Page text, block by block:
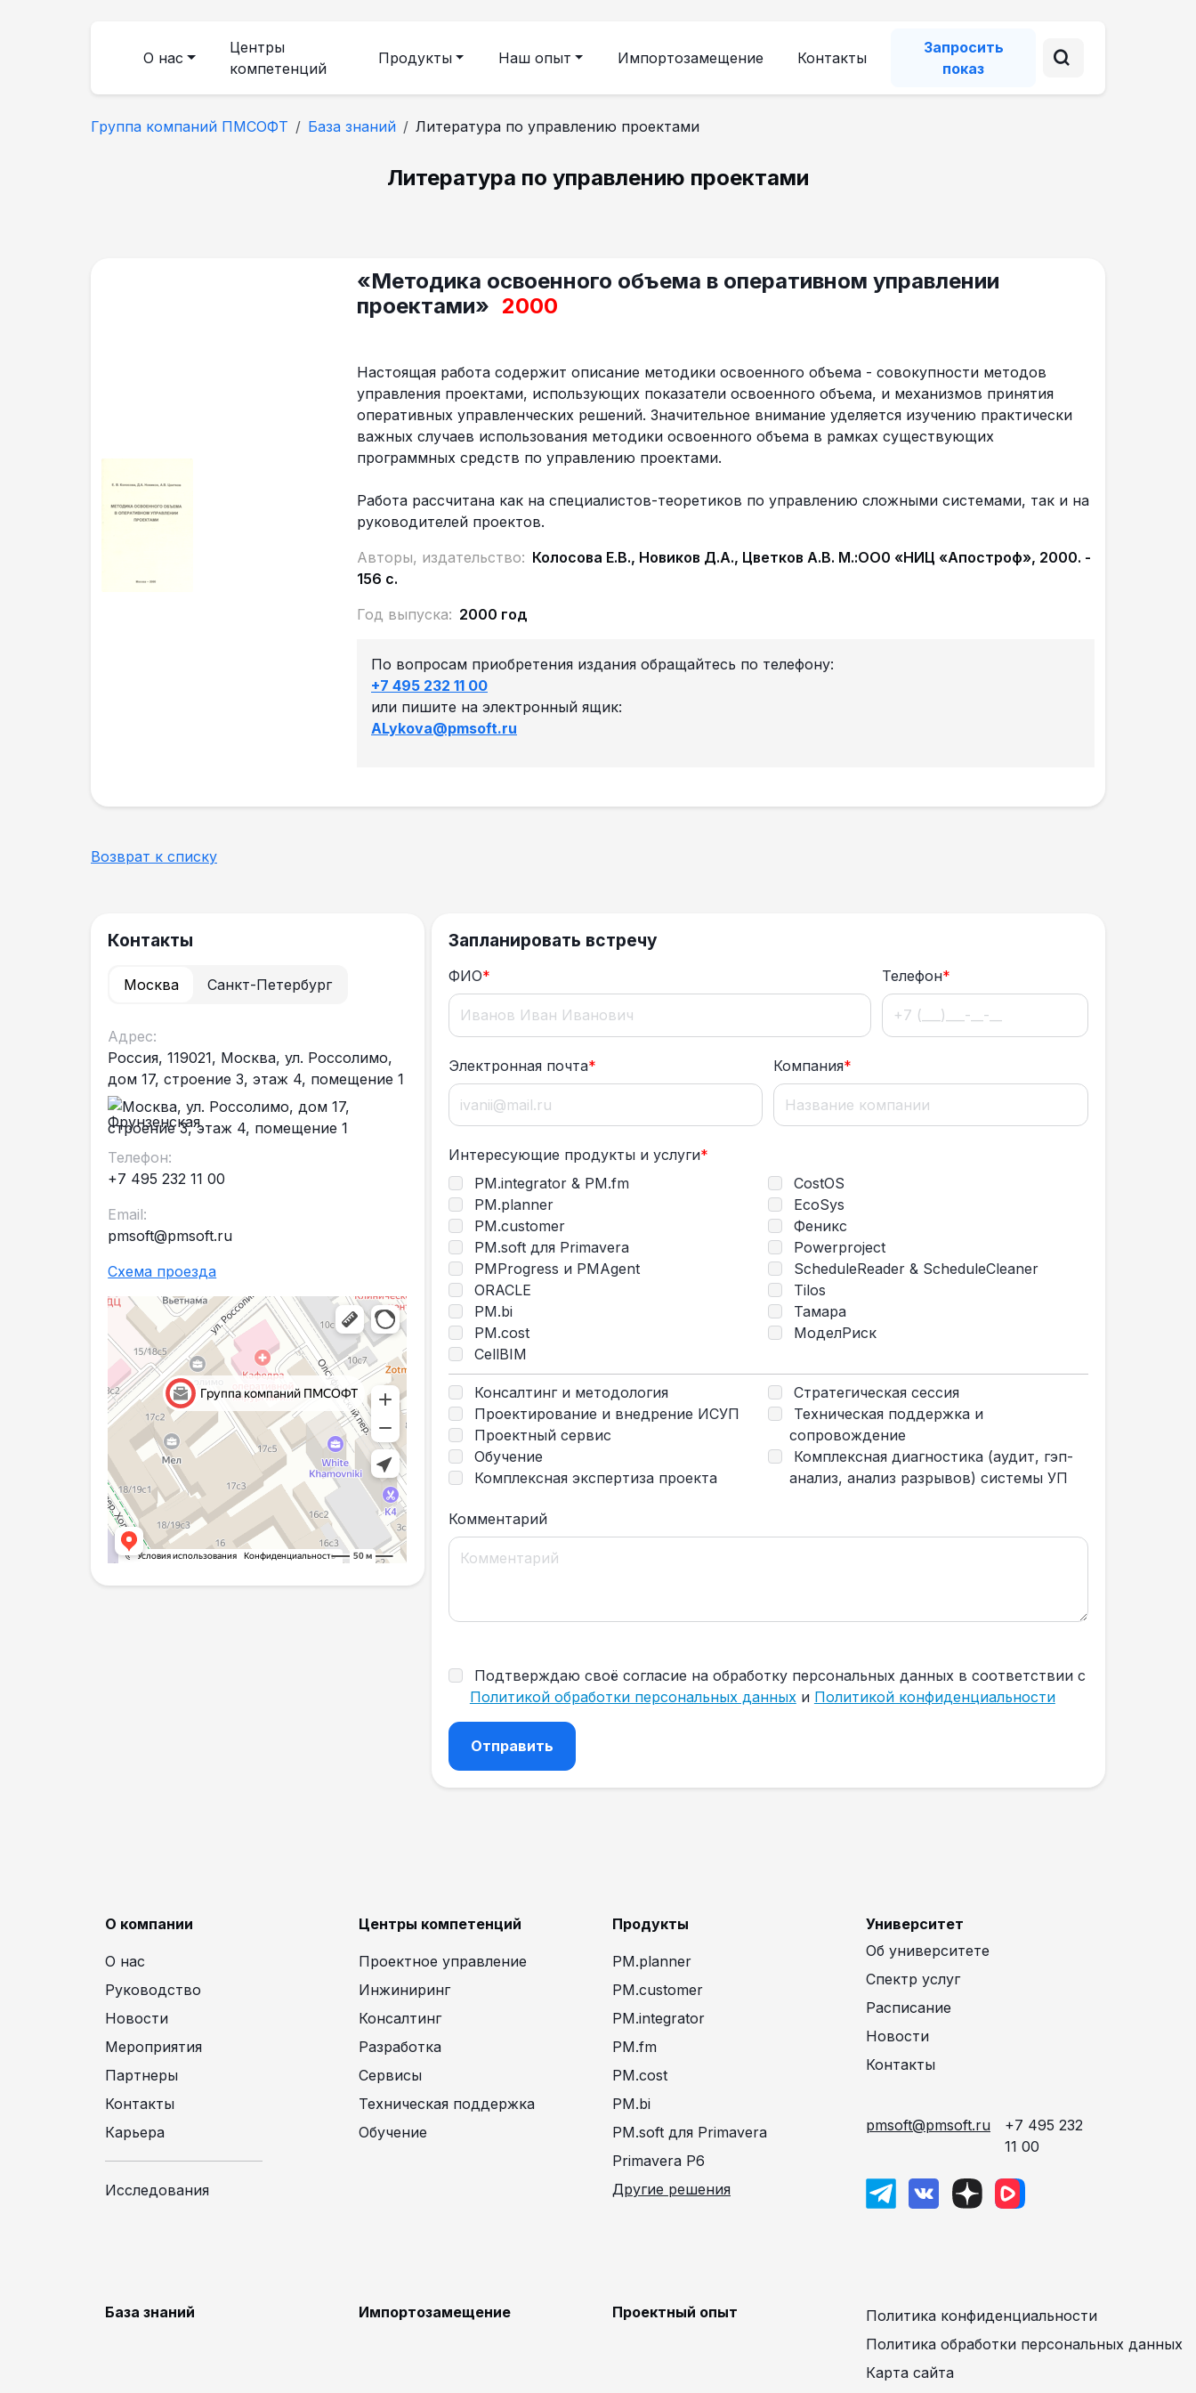
О нас
Центры
компетенций
Продукты Наш опыт Импортозамещение Контакты
Запросить
показ
Группа компаний ПМСОФТ База знаний Литература по управлению проектами
Литература по управлению проектами
«Методика освоенного объема в оперативном управлении
проектами» 2000
Настоящая работа содержит описание методики освоенного объема - совокупности методов
управления проектами, использующих показатели освоенного объема, и механизмов принятия
оперативных управленческих решений. Значительное внимание уделяется изучению практически
важных случаев использования методики освоенного объема в рамках существующих
программных средств по управлению проектами.
Работа рассчитана как на специалистов-теоретиков по управлению сложными системами, так и на
руководителей проектов.
Авторы, издательство: Колосова Е.В., Новиков Д.А., Цветков А.В. М.:ОО0 «НИЦ «Апостроф», 2000. -
156 с.
Год выпуска: 2000 год
По вопросам приобретения издания обращайтесь по телефону:
+7 495 232 11 00
или пишите на электронный ящик:
ALykova@pmsoft.ru
Возврат к списку
Контакты
Москва Санкт-Петербург
Адрес:
Россия, 119021, Москва, ул. Россолимо,
дом 17, строение 3, этаж 4, помещение 1
Фрунзенская
Телефон:
+7 495 232 11 00
Email:
pmsoft@pmsoft.ru
Схема проезда
Запланировать встречу
ФИО* Телефон*
Электронная почта* Компания*
Интересующие продукты и услуги*
PM.integrator & PM.fm
PM.planner
PM.customer
PM.soft для Primavera
PMProgress и PMAgent
ORACLE
PM.bi
PM.cost
CellBIM
CostOS
EcoSys
Феникс
Powerproject
ScheduleReader & ScheduleCleaner
Tilos
Тамара
МоделРиск
Консалтинг и методология
Проектирование и внедрение ИСУП
Проектный сервис
Обучение
Комплексная экспертиза проекта
Стратегическая сессия
Техническая поддержка и
сопровождение
Комплексная диагностика (аудит, гэп-
анализ, анализ разрывов) системы УП
Комментарий
Подтверждаю своё согласие на обработку персональных данных в соответствии с
Политикой обработки персональных данныхи Политикой конфиденциальности
О компании
О нас
Руководство
Новости
Мероприятия
Партнеры
Контакты
Карьера
Исследования
Центры компетенций
Проектное управление
Инжиниринг
Консалтинг
Разработка
Сервисы
Техническая поддержка
Обучение
Продукты
PM.planner
PM.customer
PM.integrator
PM.fm
PM.cost
PM.bi
PM.soft для Primavera
Primavera P6
Другие решения
Университет
Об университете
Спектр услуг
Расписание
Новости
Контакты
pmsoft@pmsoft.ru
+7 495 232
11 00
База знаний Импортозамещение Проектный опыт
Политика конфиденциальности
Политика обработки персональных данных
Карта сайта